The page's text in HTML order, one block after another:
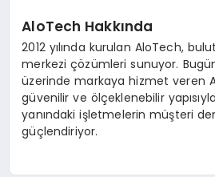
AloTech Hakkında
2012 yılında kurulan AloTech,
merkezi çözümleri sunuyor.
üzerinde markaya hizmet veren
güvenilir ve ölçeklenebilir
yanındaki işletmelerin müşteri
güçlendiriyor.